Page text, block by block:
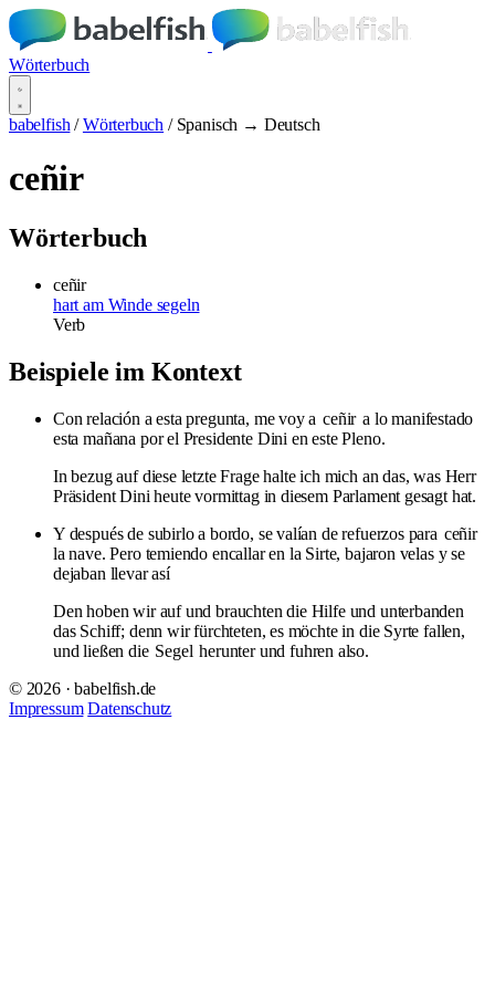
Wörterbuch
babelfish / Wörterbuch / Spanisch → Deutsch
ceñir
Wörterbuch
ceñir
hart am Winde segeln
Verb
Beispiele im Kontext
Con relación a esta pregunta, me voy a ceñir a lo manifestado
esta mañana por el Presidente Dini en este Pleno.
In bezug auf diese letzte Frage halte ich mich an das, was Herr
Präsident Dini heute vormittag in diesem Parlament gesagt hat.
Y después de subirlo a bordo, se valían de refuerzos para ceñir
la nave. Pero temiendo encallar en la Sirte, bajaron velas y se
dejaban llevar así
Den hoben wir auf und brauchten die Hilfe und unterbanden
das Schiff; denn wir fürchteten, es möchte in die Syrte fallen,
und ließen die Segel herunter und fuhren also.
© 2026 · babelfish.de
Impressum Datenschutz